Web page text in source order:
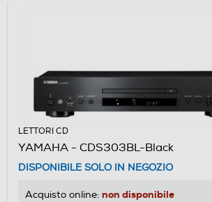
LETTORI CD
YAMAHA - CDS303BL-Black
DISPONIBILE SOLO IN NEGOZIO
Acquisto online: non disponibile